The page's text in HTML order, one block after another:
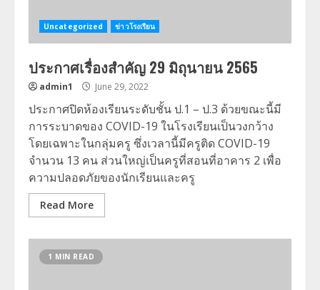
Uncategorized ข่าวโรงเรียน
ประกาศเรื่องสำคัญ 29 มิถุนายน 2565
admin1 June 29, 2022
ประกาศปิดห้องเรียนระดับชั้น ป.1 – ป.3 ด้วยขณะนี้มี
การระบาดของ COVID-19 ในโรงเรียนเป็นวงกว้าง
โดยเฉพาะในกลุ่มครู ซึ่งเวลานี้มีครูติด COVID-19
จำนวน 13 คน ส่วนใหญ่เป็นครูที่สอนที่อาคาร 2 เพื่อ
ความปลอดภัยของนักเรียนและครู
Read More
1 MIN READ